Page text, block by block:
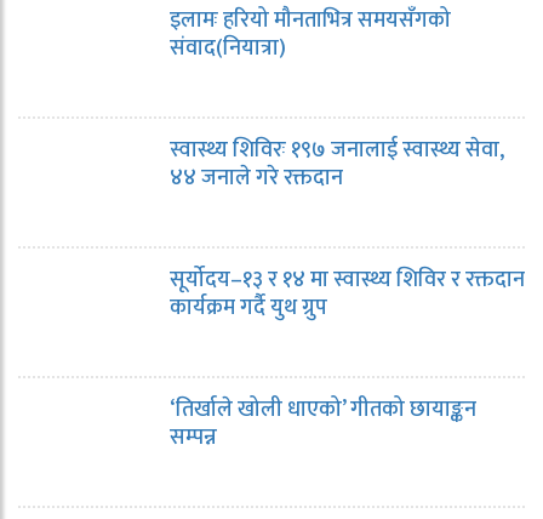
इलामः हरियो मौनताभित्र समयसँगको
संवाद(नियात्रा)
स्वास्थ्य शिविरः १९७ जनालाई स्वास्थ्य सेवा,
४४ जनाले गरे रक्तदान
सूर्योदय–१३ र १४ मा स्वास्थ्य शिविर र रक्तदान
कार्यक्रम गर्दै युथ ग्रुप
‘तिर्खाले खोली धाएको’ गीतको छायाङ्कन
सम्पन्न